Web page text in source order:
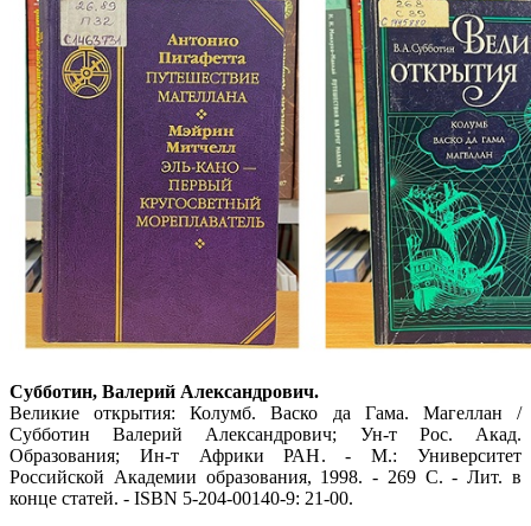
Субботин, Валерий Александрович.
Великие открытия: Колумб. Васко да Гама. Магеллан /
Субботин Валерий Александрович; Ун-т Рос. Акад.
Образования; Ин-т Африки РАН. - М.: Университет
Российской Академии образования, 1998. - 269 С. - Лит. в
конце статей. - ISBN 5-204-00140-9: 21-00.